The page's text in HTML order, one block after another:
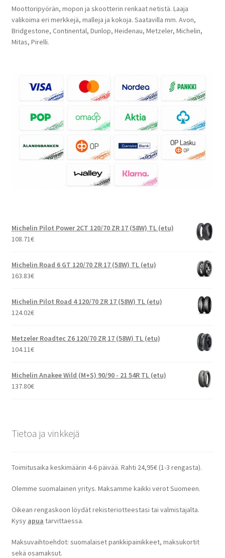
Moottoripyörän, mopon ja skootterin renkaat netistä. Laaja
valikoima eri merkkejä, malleja ja kokoja. Saatavilla mm. Avon,
Bridgestone, Continental, Dunlop, Heidenau, Metzeler, Michelin,
Mitas, Pirelli.
Michelin Pilot Power 2CT 120/70 ZR 17 (58W) TL (etu)
108.71€
Michelin Road 6 GT 120/70 ZR 17 (58W) TL (etu)
163.83€
Michelin Pilot Road 4 120/70 ZR 17 (58W) TL (etu)
124.02€
Metzeler Roadtec Z6 120/70 ZR 17 (58W) TL (etu)
104.11€
Michelin Anakee Wild (M+S) 90/90 - 21 54R TL (etu)
137.80€
Tietoa ja vinkkejä
Toimitusaika keskimäärin 4-6 päivää. Rahti 24,95€ (1-3 rengasta).
Olemme suomalainen yritys. Maksamme kaikki verot Suomeen.
Oikean rengaskoon löydät rekisteriotteestasi tai valmistajalta.
Kysy apua tarvittaessa.
Maksuvaihtoehdot: suomalaiset pankkipainikkeet, maksukortit
sekä osamaksut.